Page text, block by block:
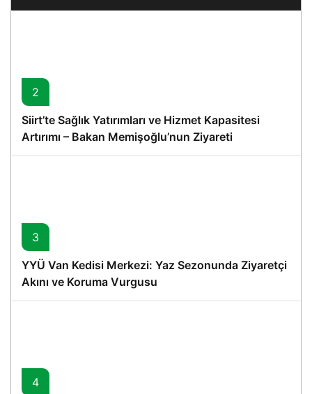
2
Siirt’te Sağlık Yatırımları ve Hizmet Kapasitesi
Artırımı – Bakan Memişoğlu’nun Ziyareti
3
YYÜ Van Kedisi Merkezi: Yaz Sezonunda Ziyaretçi
Akını ve Koruma Vurgusu
4